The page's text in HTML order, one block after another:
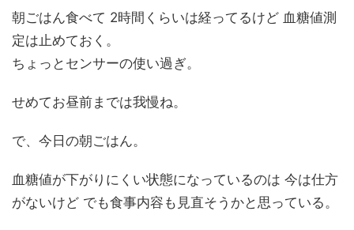
朝ごはん食べて 2時間くらいは経ってるけど 血糖値測
定は止めておく。
ちょっとセンサーの使い過ぎ。
せめてお昼前までは我慢ね。
で、今日の朝ごはん。
血糖値が下がりにくい状態になっているのは 今は仕方
がないけど でも食事内容も見直そうかと思っている。